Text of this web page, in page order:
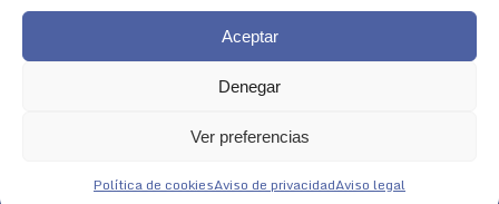
Aceptar
Denegar
Ver preferencias
Política de cookiesAviso de privacidadAviso legal
pagepagepage
Aviso Legal|Política de Cookies